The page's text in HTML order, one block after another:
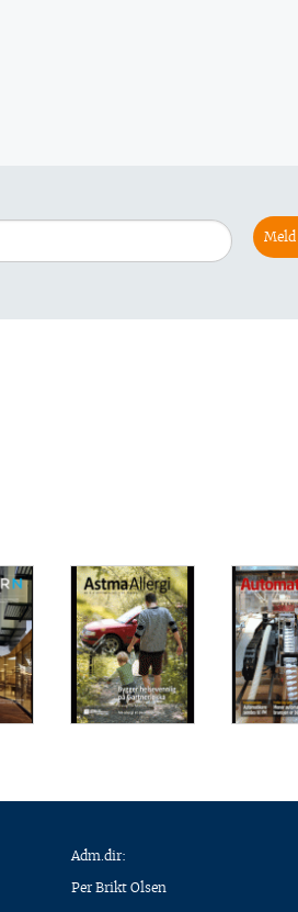
Adm.dir:
Per Brikt Olsen